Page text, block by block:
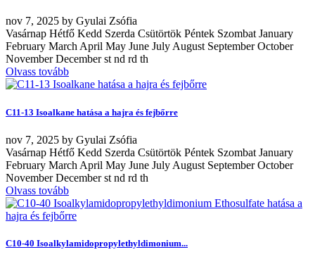
nov 7, 2025 by Gyulai Zsófia
Vasárnap Hétfő Kedd Szerda Csütörtök Péntek Szombat January
February March April May June July August September October
November December st nd rd th
Olvass tovább
C11-13 Isoalkane hatása a hajra és fejbőrre
nov 7, 2025 by Gyulai Zsófia
Vasárnap Hétfő Kedd Szerda Csütörtök Péntek Szombat January
February March April May June July August September October
November December st nd rd th
Olvass tovább
C10-40 Isoalkylamidopropylethyldimonium...